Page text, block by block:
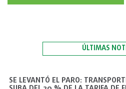
ÚLTIMAS
SE LEVANTÓ EL PARO: